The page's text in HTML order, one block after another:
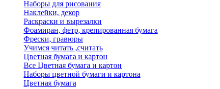
Наборы для рисования
Наклейки, декор
Раскраски и вырезалки
Фоамиран, фетр, крепированная бумага
Фрески, гравюры
Учимся читать ,считать
Цветная бумага и картон
Все Цветная бумага и картон
Наборы цветной бумаги и картона
Цветная бумага